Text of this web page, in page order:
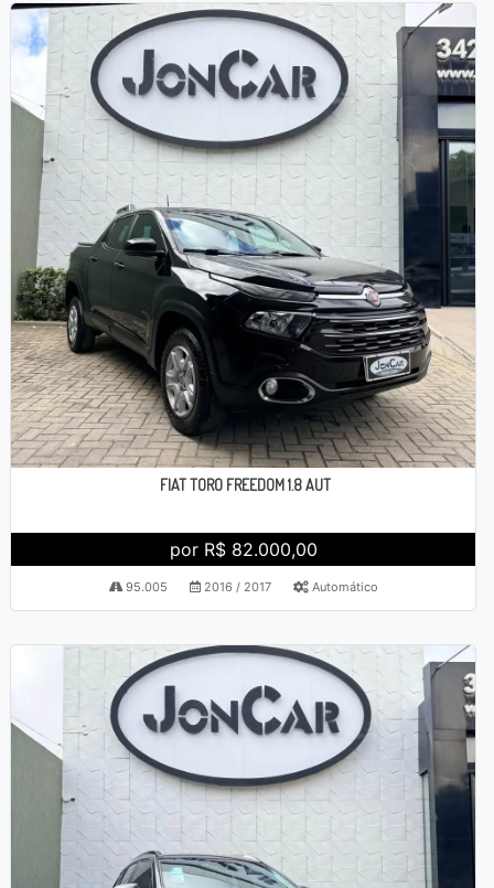
FIAT TORO FREEDOM 1.8 AUT
por R$ 82.000,00
95.005 2016 / 2017 Automático